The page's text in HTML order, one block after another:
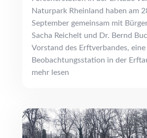
Naturpark Rheinland haben am
September gemeinsam mit
Sacha Reichelt und Dr. Bernd
Vorstand des Erftverbandes,
Beobachtungsstation in der
mehr lesen